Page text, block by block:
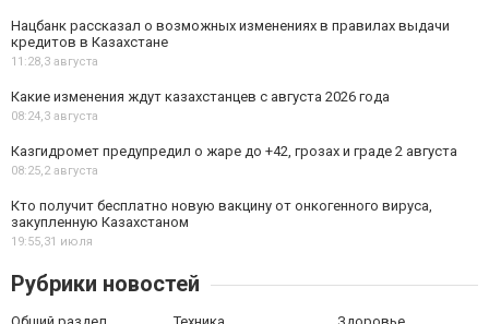
Нацбанк рассказал о возможных изменениях в правилах выдачи
кредитов в Казахстане
11:28,3 августа
Какие изменения ждут казахстанцев с августа 2026 года
08:24,3 августа
Казгидромет предупредил о жаре до +42, грозах и граде 2 августа
08:25,2 августа
Кто получит бесплатно новую вакцину от онкогенного вируса,
закупленную Казахстаном
19:55,31 июля
Рубрики новостей